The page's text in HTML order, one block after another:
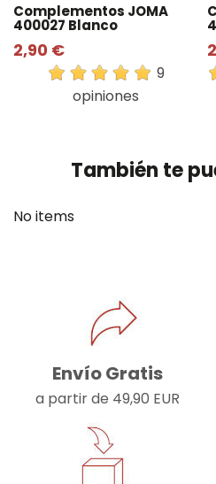
Complementos JOMA
400027 Blanco
2,90 €
9
opiniones
También te
No items
Envío Gratis
a partir de 49,90 EUR